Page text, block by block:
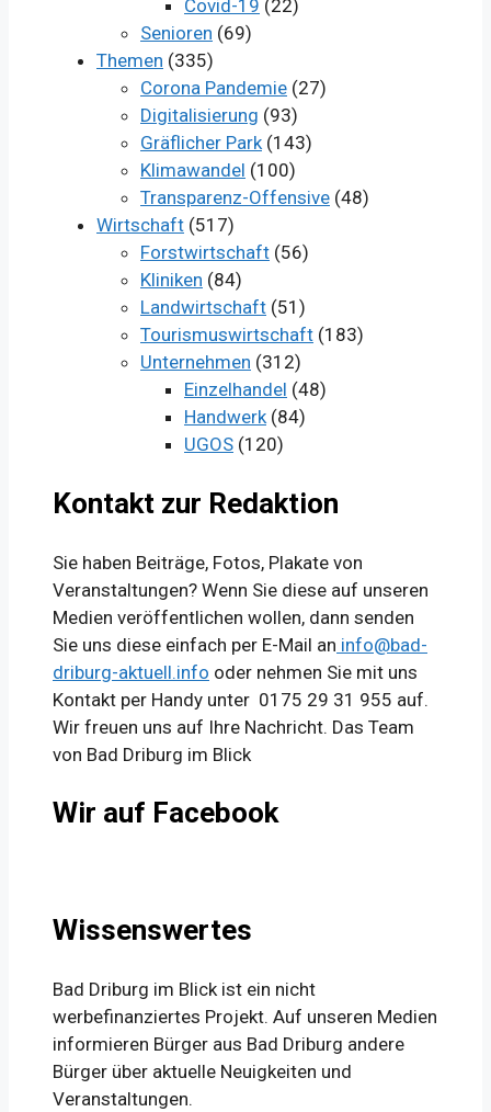
Covid-19 (22)
Senioren (69)
Themen (335)
Corona Pandemie (27)
Digitalisierung (93)
Gräflicher Park(143)
Klimawandel (100)
Transparenz-Offensive (48)
Wirtschaft (517)
Forstwirtschaft (56)
Kliniken (84)
Landwirtschaft (51)
Tourismuswirtschaft (183)
Unternehmen (312)
Einzelhandel (48)
Handwerk(84)
UGOS (120)
Kontakt zur Redaktion
Sie haben Beiträge, Fotos, Plakate von
Veranstaltungen? Wenn Sie diese auf unseren
Medien veröffentlichen wollen, dann senden
Sie uns diese einfach per E-Mail an info@bad-
driburg-aktuell.info oder nehmen Sie mit uns
Kontakt per Handy unter 0175 29 31 955 auf.
Wir freuen uns auf Ihre Nachricht. Das Team
von Bad Driburg im Blick
Wir auf Facebook
Wissenswertes
Bad Driburg im Blick ist ein nicht
werbefinanziertes Projekt. Auf unseren Medien
informieren Bürger aus Bad Driburg andere
Bürger über aktuelle Neuigkeiten und
Veranstaltungen.